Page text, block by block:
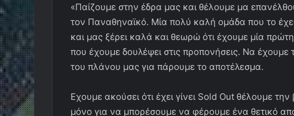
«Παίζουμε στην έδρα μας και θέλουμε μα
τον Παναθηναϊκό. Μία πολύ καλή ομάδα που το
και μας ξέρει καλά και θεωρώ ότι έχουμε μία
που έχουμε δουλέψει στις προπονήσεις. Να
του πλάνου μας για πάρουμε το αποτέλεσμα.
Εχουμε ακούσει ότι έχει γίνει Sold Out θέλουμε
μόνο για να μπορέσουμε να φέρουμε ένα θετικό